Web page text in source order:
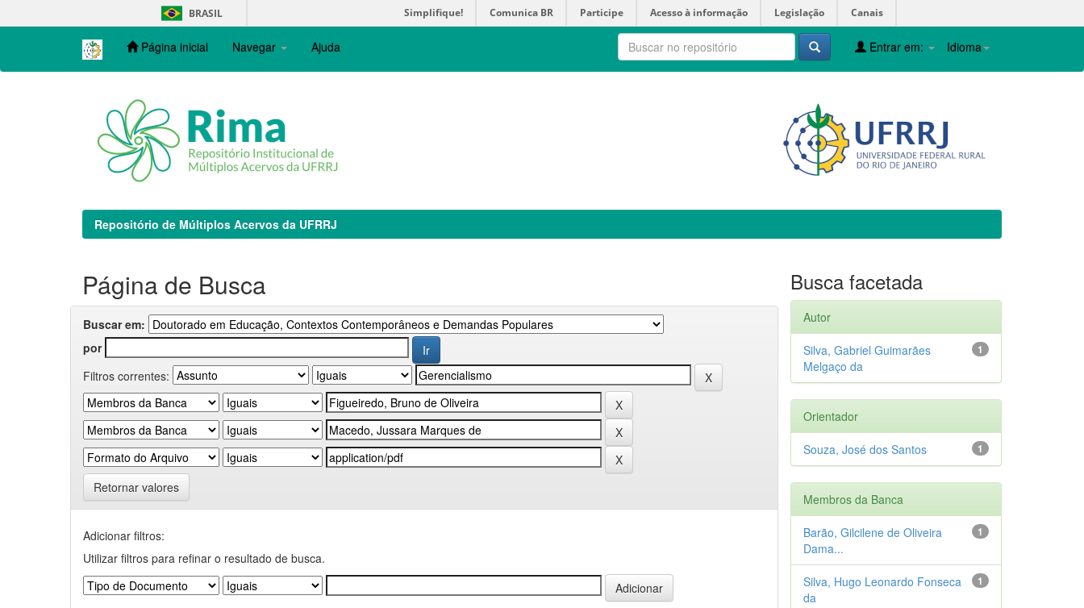
navigation
BRASIL Simplifique! Comunica BR Participe Acesso à informação Legislação Canais
Página inicial Navegar Ajuda Idioma
Entrar em:
Repositório de Múltiplos Acervos da UFRRJ
Página de Busca
Buscar em:
por
Filtros correntes:
Retornar valores
Adicionar filtros:
Utilizar filtros para refinar o resultado de busca.
Busca facetada
Autor
1
Silva, Gabriel Guimarães
Melgaço da
Orientador
1
Souza, José dos Santos
Membros da Banca
1
Barão, Gilcilene de Oliveira
Dama...
1
Silva, Hugo Leonardo Fonseca
da